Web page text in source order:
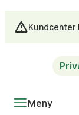
Kundcenter
Meny